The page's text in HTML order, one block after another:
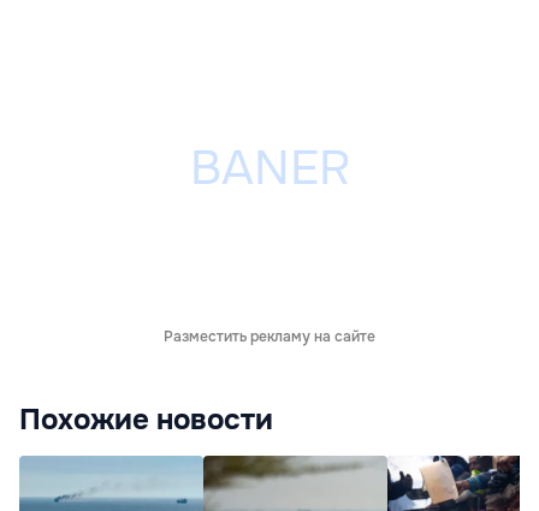
Разместить рекламу на сайте
Похожие новости